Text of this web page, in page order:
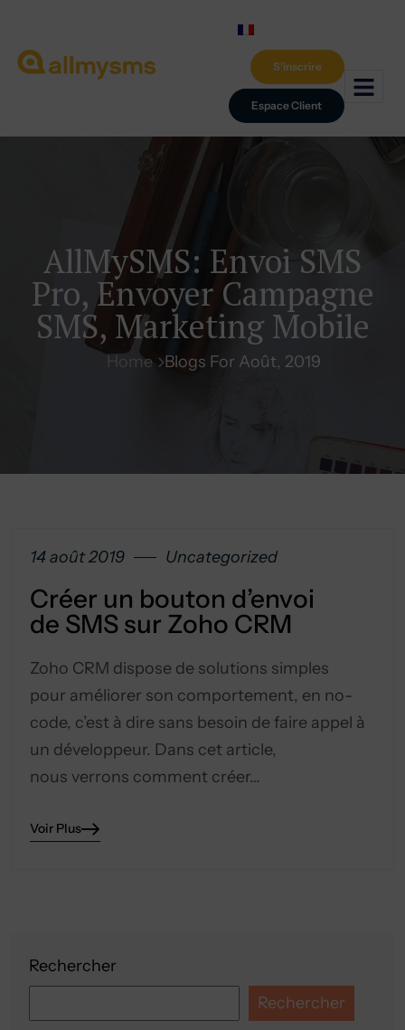
Espace Client
S'inscrire
AllMySMS: Envoi SMS
Pro, Envoyer Campagne
SMS, Marketing Mobile
Home Blogs For Août, 2019
Rechercher
Rechercher
14 août 2019 Uncategorized
Créer un bouton d’envoi
de SMS sur Zoho CRM
Zoho CRM dispose de solutions simples
pour améliorer son comportement, en no-
code, c’est à dire sans besoin de faire appel à
un développeur. Dans cet article,
nous verrons comment créer…
Voir Plus